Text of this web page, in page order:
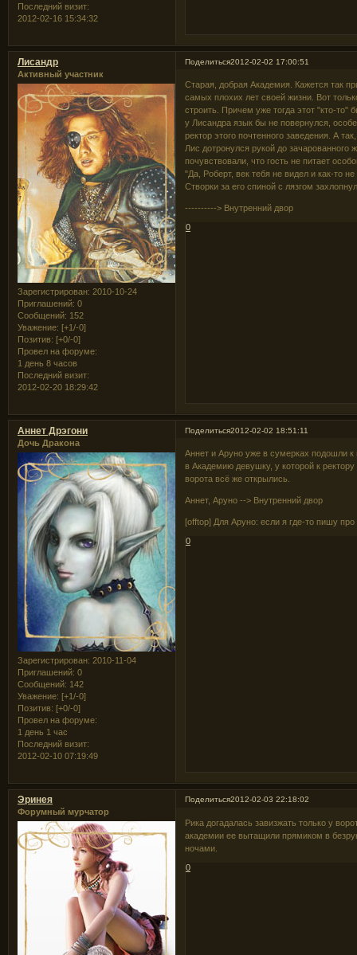
Последний визит:
2012-02-16 15:34:32
Поделиться2012-02-02 17:00:51
Лисандр
Активный участник
Зарегистрирован: 2010-10-24
Приглашений: 0
Сообщений: 152
Уважение: [+1/-0]
Позитив: [+0/-0]
Провел на форуме:
1 день 8 часов
Последний визит:
2012-02-20 18:29:42
Старая, добрая Академия. Кажется так
самых плохих лет своей жизни. Вот
строить. Причем уже тогда этот "кто-
у Лисандра язык бы не повернулся,
ректор этого почтенного заведения. А
Лис дотронулся рукой до зачарованного
почувствовали, что гость не питает
"Да, Роберт, век тебя не видел и как-то
Створки за его спиной с лязгом
----------> Внутренний двор
0
Поделиться2012-02-02 18:51:11
Аннет Дрэгони
Дочь Дракона
Зарегистрирован: 2010-11-04
Приглашений: 0
Сообщений: 142
Уважение: [+1/-0]
Позитив: [+0/-0]
Провел на форуме:
1 день 1 час
Последний визит:
2012-02-10 07:19:49
Аннет и Аруно уже в сумерках подошли к
в Академию девушку, у которой к
ворота всё же открылись.
Аннет, Аруно --> Внутренний двор
[offtop] Для Аруно: если я где-то пишу
0
Поделиться2012-02-03 22:18:02
Эринея
Форумный мурчатор
Рика догадалась завизжать только у
академии ее вытащили прямиком в
ночами.
0